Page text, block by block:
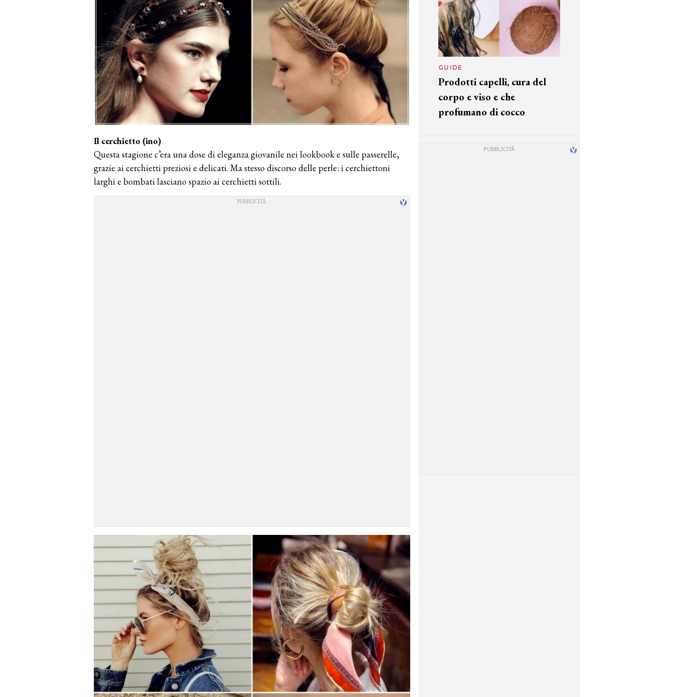
Il cerchietto (ino)
Questa stagione c’era una dose di eleganza giovanile nei lookbook e sulle passerelle,
grazie ai cerchietti preziosi e delicati. Ma stesso discorso delle perle: i cerchiettoni
larghi e bombati lasciano spazio ai cerchietti sottili.
GUIDE
Prodotti capelli, cura del
corpo e viso e che
profumano di cocco